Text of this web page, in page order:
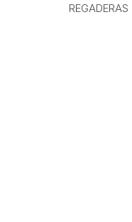
REGADERAS